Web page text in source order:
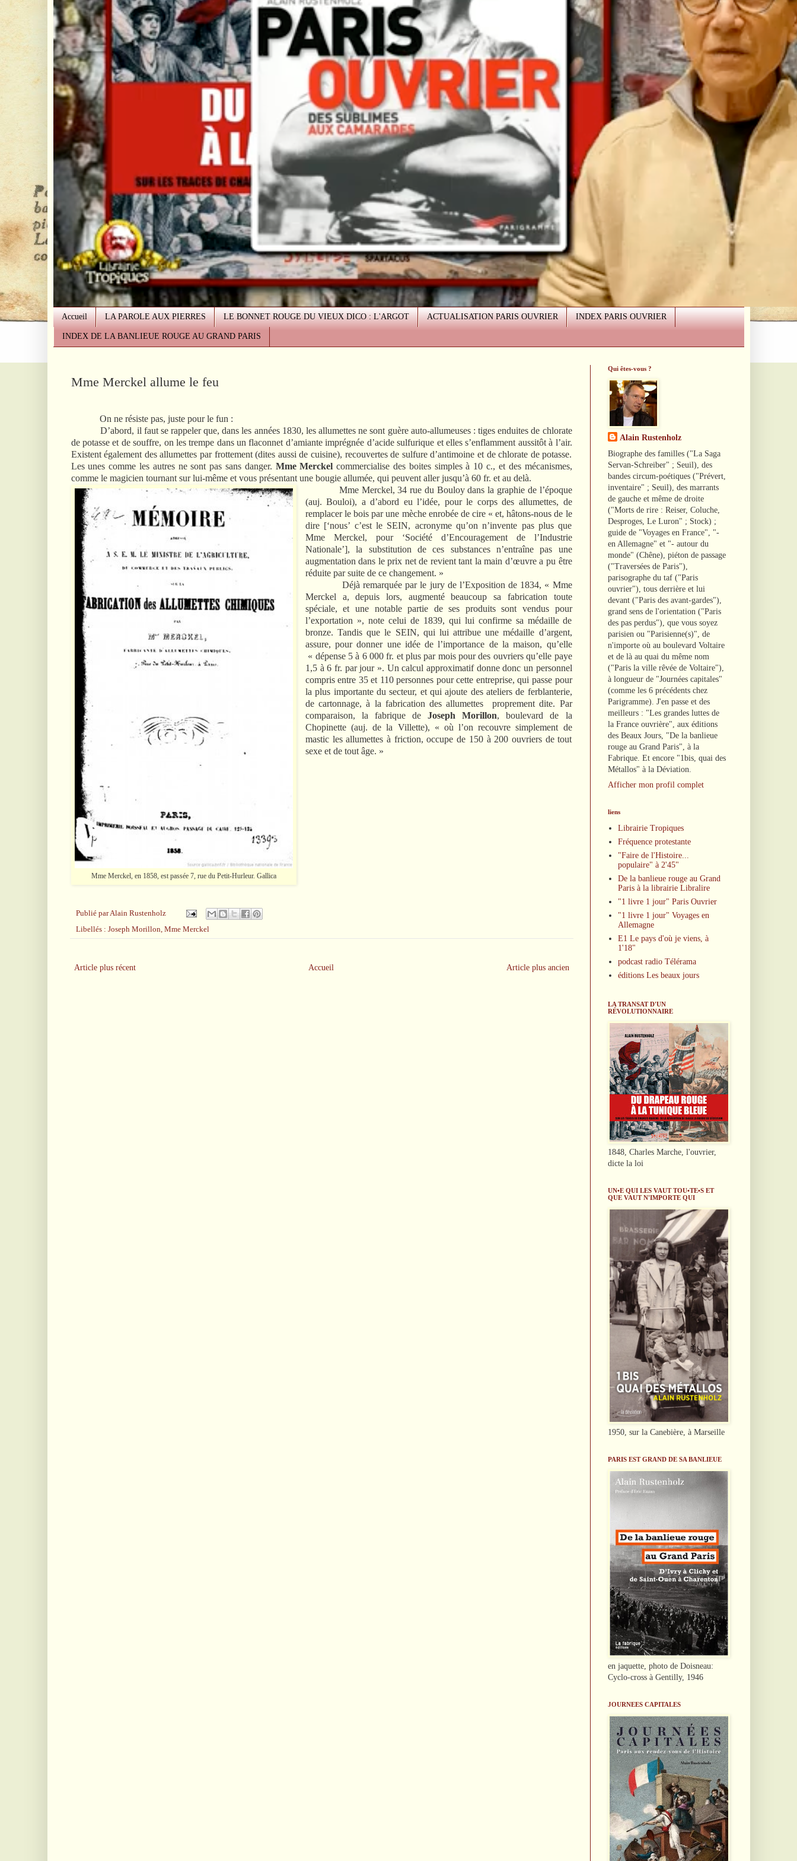
Accueil LA PAROLE AUX PIERRES LE BONNET ROUGE DU VIEUX DICO : L'ARGOT ACTUALISATION PARIS OUVRIER INDEX PARIS OUVRIER
INDEX DE LA BANLIEUE ROUGE AU GRAND PARIS
Mme Merckel allume le feu
On ne résiste pas, juste pour le fun :
D’abord, il faut se rappeler que, dans les années 1830, les allumettes ne sont guère auto-allumeuses : tiges enduites de chlorate
de potasse et de souffre, on les trempe dans un flaconnet d’amiante imprégnée d’acide sulfurique et elles s’enflamment aussitôt à l’air.
Existent également des allumettes par frottement (dites aussi de cuisine), recouvertes de sulfure d’antimoine et de chlorate de potasse.
Les unes comme les autres ne sont pas sans danger. Mme Merckel commercialise des boites simples à 10 c., et des mécanismes,
comme le magicien tournant sur lui-même et vous présentant une bougie allumée, qui peuvent aller jusqu’à 60 fr. et au delà.
Mme Merckel, en 1858, est passée 7, rue du Petit-Hurleur. Gallica
Mme Merckel, 34 rue du Bouloy dans la graphie de l’époque
(auj. Bouloi), a d’abord eu l’idée, pour le corps des allumettes, de
remplacer le bois par une mèche enrobée de cire « et, hâtons-nous de le
dire [‘nous’ c’est le SEIN, acronyme qu’on n’invente pas plus que
Mme Merckel, pour ‘Société d’Encouragement de l’Industrie
Nationale’], la substitution de ces substances n’entraîne pas une
augmentation dans le prix net de revient tant la main d’œuvre a pu être
réduite par suite de ce changement. »
Déjà remarquée par le jury de l’Exposition de 1834, « Mme
Merckel a, depuis lors, augmenté beaucoup sa fabrication toute
spéciale, et une notable partie de ses produits sont vendus pour
l’exportation », note celui de 1839, qui lui confirme sa médaille de
bronze. Tandis que le SEIN, qui lui attribue une médaille d’argent,
assure, pour donner une idée de l’importance de la maison, qu’elle
« dépense 5 à 6 000 fr. et plus par mois pour des ouvriers qu’elle paye
1,5 à 6 fr. par jour ». Un calcul approximatif donne donc un personnel
compris entre 35 et 110 personnes pour cette entreprise, qui passe pour
la plus importante du secteur, et qui ajoute des ateliers de ferblanterie,
de cartonnage, à la fabrication des allumettes proprement dite. Par
comparaison, la fabrique deJoseph Morillon, boulevard de la
Chopinette (auj. de la Villette), « où l’on recouvre simplement de
mastic les allumettes à friction, occupe de 150 à 200 ouvriers de tout
sexe et de tout âge. »
Publié parAlain Rustenholz
Libellés : Joseph Morillon, Mme Merckel
Article plus récent Article plus ancien
Accueil
Qui êtes-vous ?
Alain Rustenholz
Biographe des familles ("La Saga
Servan-Schreiber" ; Seuil), des
bandes circum-poétiques ("Prévert,
inventaire" ; Seuil), des marrants
de gauche et même de droite
("Morts de rire : Reiser, Coluche,
Desproges, Le Luron" ; Stock) ;
guide de "Voyages en France", "-
en Allemagne" et "- autour du
monde" (Chêne), piéton de passage
("Traversées de Paris"),
parisographe du taf ("Paris
ouvrier"), tous derrière et lui
devant ("Paris des avant-gardes"),
grand sens de l'orientation ("Paris
des pas perdus"), que vous soyez
parisien ou "Parisienne(s)", de
n'importe où au boulevard Voltaire
et de là au quai du même nom
("Paris la ville rêvée de Voltaire"),
à longueur de "Journées capitales"
(comme les 6 précédents chez
Parigramme). J'en passe et des
meilleurs : "Les grandes luttes de
la France ouvrière", aux éditions
des Beaux Jours, "De la banlieue
rouge au Grand Paris", à la
Fabrique. Et encore "1bis, quai des
Métallos" à la Déviation.
Afficher mon profil complet
liens
Librairie Tropiques
Fréquence protestante
"Faire de l'Histoire...
populaire" à 2'45"
De la banlieue rouge au Grand
Paris à la librairie Libralire
"1 livre 1 jour" Paris Ouvrier
"1 livre 1 jour" Voyages en
Allemagne
E1 Le pays d'où je viens, à
1'18"
podcast radio Télérama
éditions Les beaux jours
LA TRANSAT D'UN
RÉVOLUTIONNAIRE
1848, Charles Marche, l'ouvrier,
dicte la loi
UN•E QUI LES VAUT TOU•TE•S ET
QUE VAUT N'IMPORTE QUI
1950, sur la Canebière, à Marseille
PARIS EST GRAND DE SA BANLIEUE
en jaquette, photo de Doisneau:
Cyclo-cross à Gentilly, 1946
JOURNEES CAPITALES